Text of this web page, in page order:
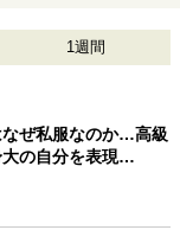
1週間
ぜ私服なのか…高級
大の自分を表現…